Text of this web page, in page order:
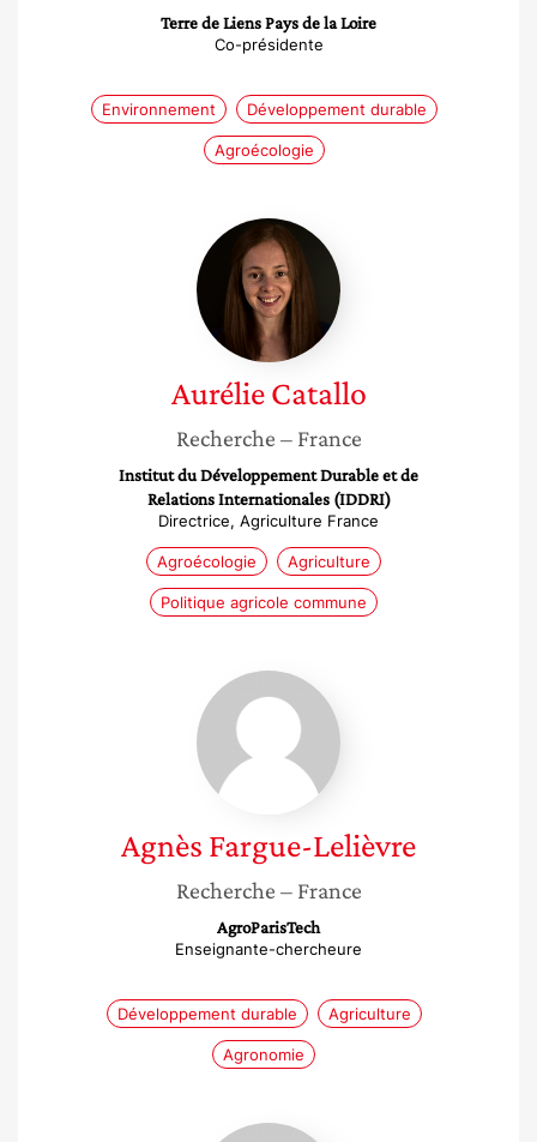
Terre de Liens Pays de la Loire
Co-présidente
Environnement Développement durable
Agroécologie
Aurélie
Catallo
Aurélie Catallo
Recherche – France
Institut du Développement Durable et de
Relations Internationales (IDDRI)
Directrice, Agriculture France
Agroécologie Agriculture
Politique agricole commune
Agnès
Fargue-
Lelièvre
Agnès Fargue-Lelièvre
Recherche – France
AgroParisTech
Enseignante-chercheure
Développement durable Agriculture
Agronomie
Ndawa